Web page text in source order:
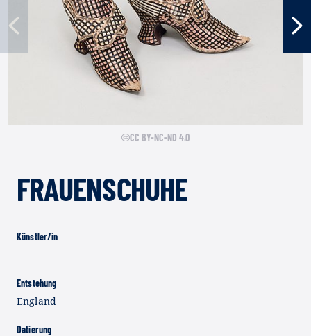
CC BY-NC-ND 4.0
Vorherige
FRAUENSCHUHE
Künstler/in
–
Entstehung
England
Datierung